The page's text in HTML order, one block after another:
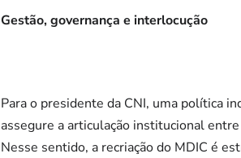
Gestão, governança e interlocução
Para o presidente da CNI, uma política
assegure a articulação institucional
Nesse sentido, a recriação do MDIC é